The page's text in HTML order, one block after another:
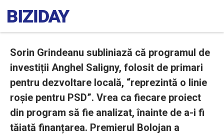
Sorin Grindeanu subliniază că programul de
investiții Anghel Saligny, folosit de primari
pentru dezvoltare locală, “reprezintă o linie
roșie pentru PSD”. Vrea ca fiecare proiect
din program să fie analizat, înainte de a-i fi
tăiată finanțarea. Premierul Bolojan a